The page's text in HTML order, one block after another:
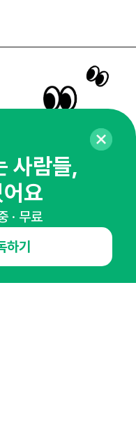
사람들,
요
· 무료
기